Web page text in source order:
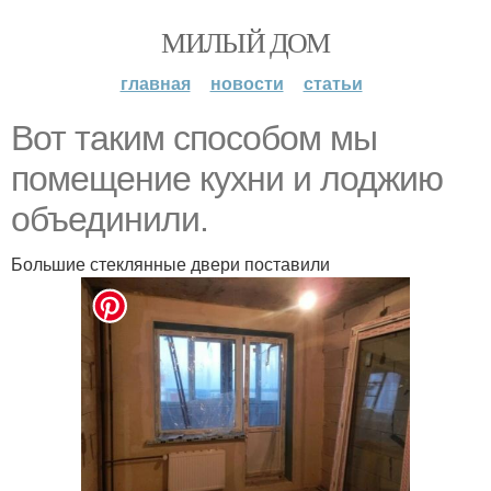
МИЛЫЙ ДОМ
главная новости статьи
Вот таким способом мы
помещение кухни и лоджию
объединили.
Большие стеклянные двери поставили